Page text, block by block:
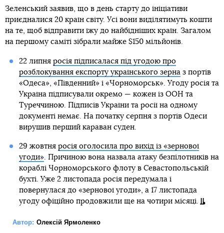
Зеленський заявив, що в день старту до ініціативи
приєдналися 20 країн світу. Усі вони виділятимуть кошти
на те, щоб відправити їжу до найбідніших країн. Загалом
на першому саміті зібрали майже $150 мільйонів.
22 липня росія підписалася під угодою про
розблокування експорту українського зерназ портів
«Одеса», «Південний» і «Чорноморськ». Угоду росія та
Україна підписували окремо — кожен із ООН та
Туреччиною. Підписів України та росії на одному
документі немає. На початку серпня з портів Одеси
вирушив перший караван суден.
29 жовтня росія оголосила про вихід із «зернової
угоди». Причиною вона назвала атаку безпілотників на
кораблі Чорноморського флоту в Севастопольській
бухті. Уже 2 листопада росія передумала і
повернулася до «зернової угоди», а 17 листопада
угоду офіційно продовжили ще на чотири місяці.
Автор: Олексій Ярмоленко